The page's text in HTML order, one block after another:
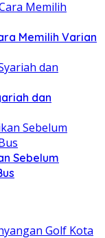
Memilih Varian
dan
Sebelum